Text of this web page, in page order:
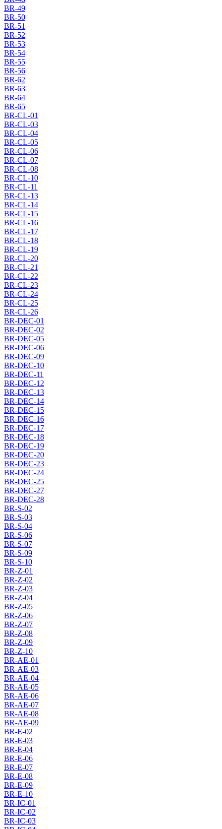
BR-49
BR-50
BR-51
BR-52
BR-53
BR-54
BR-55
BR-56
BR-62
BR-63
BR-64
BR-65
BR-CL-01
BR-CL-03
BR-CL-04
BR-CL-05
BR-CL-06
BR-CL-07
BR-CL-08
BR-CL-10
BR-CL-11
BR-CL-13
BR-CL-14
BR-CL-15
BR-CL-16
BR-CL-17
BR-CL-18
BR-CL-19
BR-CL-20
BR-CL-21
BR-CL-22
BR-CL-23
BR-CL-24
BR-CL-25
BR-CL-26
BR-DEC-01
BR-DEC-02
BR-DEC-05
BR-DEC-06
BR-DEC-09
BR-DEC-10
BR-DEC-11
BR-DEC-12
BR-DEC-13
BR-DEC-14
BR-DEC-15
BR-DEC-16
BR-DEC-17
BR-DEC-18
BR-DEC-19
BR-DEC-20
BR-DEC-23
BR-DEC-24
BR-DEC-25
BR-DEC-27
BR-DEC-28
BR-S-02
BR-S-03
BR-S-04
BR-S-06
BR-S-07
BR-S-09
BR-S-10
BR-Z-01
BR-Z-02
BR-Z-03
BR-Z-04
BR-Z-05
BR-Z-06
BR-Z-07
BR-Z-08
BR-Z-09
BR-Z-10
BR-AE-01
BR-AE-03
BR-AE-04
BR-AE-05
BR-AE-06
BR-AE-07
BR-AE-08
BR-AE-09
BR-E-02
BR-E-03
BR-E-04
BR-E-06
BR-E-07
BR-E-08
BR-E-09
BR-E-10
BR-IC-01
BR-IC-02
BR-IC-03